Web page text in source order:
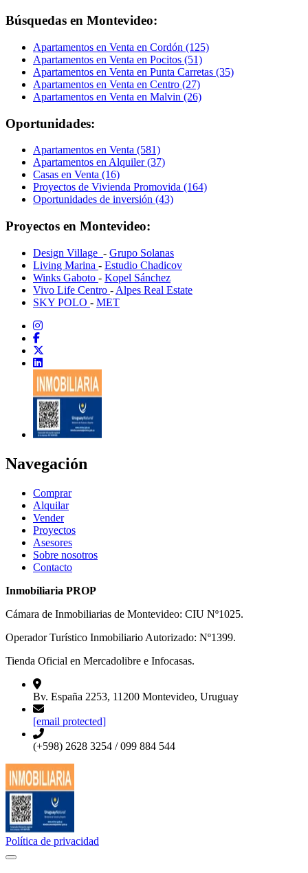
Búsquedas en Montevideo:
Apartamentos en Venta en Cordón (125)
Apartamentos en Venta en Pocitos (51)
Apartamentos en Venta en Punta Carretas (35)
Apartamentos en Venta en Centro (27)
Apartamentos en Venta en Malvin (26)
Oportunidades:
Apartamentos en Venta (581)
Apartamentos en Alquiler (37)
Casas en Venta (16)
Proyectos de Vivienda Promovida (164)
Oportunidades de inversión (43)
Proyectos en Montevideo:
Design Village - Grupo Solanas
Living Marina - Estudio Chadicov
Winks Gaboto - Kopel Sánchez
Vivo Life Centro - Alpes Real Estate
SKY POLO - MET
Navegación
Comprar
Alquilar
Vender
Proyectos
Asesores
Sobre nosotros
Contacto
Inmobiliaria PROP
Cámara de Inmobiliarias de Montevideo: CIU Nº1025.
Operador Turístico Inmobiliario Autorizado: Nº1399.
Tienda Oficial en Mercadolibre e Infocasas.
Bv. España 2253, 11200 Montevideo, Uruguay
[email protected]
(+598) 2628 3254 / 099 884 544
Política de privacidad